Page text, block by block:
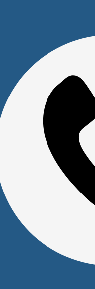
Политика
Прайс на
+7 (391) 291-